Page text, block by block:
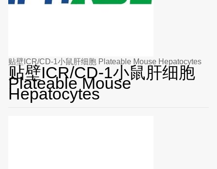
贴壁ICR/CD-1小鼠肝细胞 Plateable Mouse Hepatocytes
贴壁ICR/CD-1小鼠肝细胞
Plateable Mouse
Hepatocytes